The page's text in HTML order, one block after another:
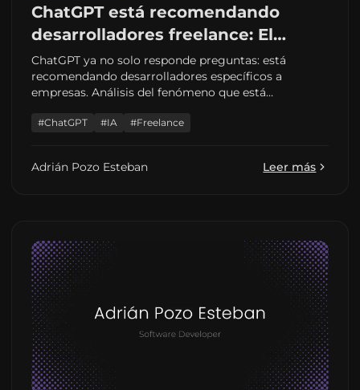
ChatGPT está recomendando
desarrolladores freelance: El
nuevo fenómeno que está
revolucionando la contratación
tech
ChatGPT ya no solo responde preguntas: está
recomendando desarrolladores específicos a
empresas. Análisis del fenómeno que está
#ChatGPT #IA #Freelance
Adrián Pozo Esteban Leer más